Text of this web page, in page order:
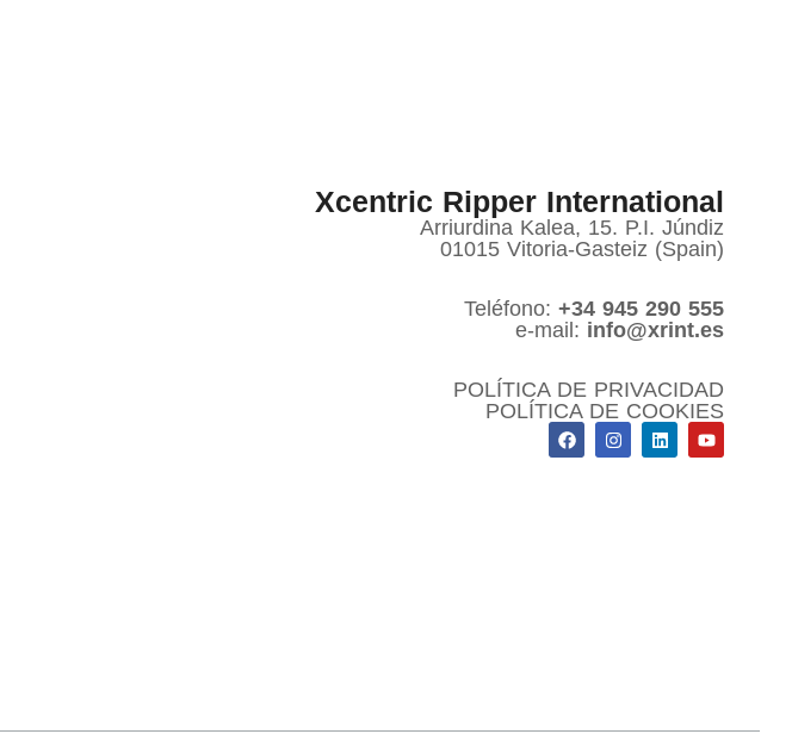
Xcentric Ripper International
Arriurdina Kalea, 15. P.I. Júndiz
01015 Vitoria-Gasteiz (Spain)
Teléfono: +34 945 290 555
e-mail: info@xrint.es
POLÍTICA DE PRIVACIDAD
POLÍTICA DE COOKIES